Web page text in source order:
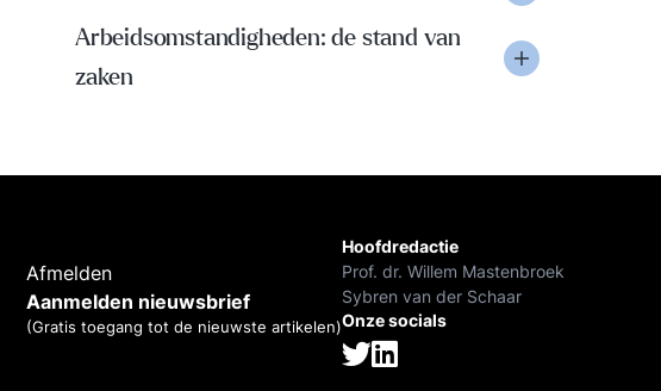
Arbeidsomstandigheden: de stand van
zaken
Afmelden
Aanmelden nieuwsbrief
(Gratis toegang tot de nieuwste artikelen)
Hoofdredactie
Prof. dr. Willem Mastenbroek
Sybren van der Schaar
Onze socials